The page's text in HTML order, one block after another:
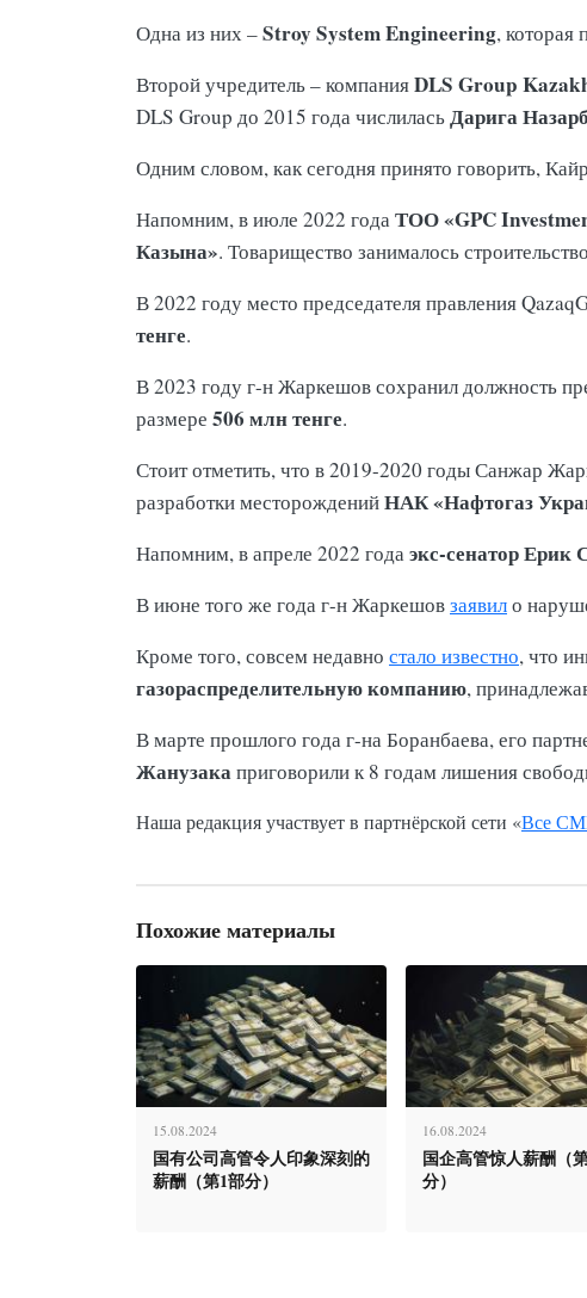
Одна из них –Stroy System Engineering,
Второй учредитель – компанияDLS Group
DLS Group до 2015 года числиласьДарига
Одним словом, как сегодня принято говорить,
Напомним, в июле 2022 годаТОО «GPC
Казына». Товарищество занималось
В 2022 году место председателя правления
тенге.
В 2023 году г-н Жаркешов сохранил должность
размере 506 млн тенге.
Стоит отметить, что в 2019-2020 годы Санжар
разработки месторожденийНАК «Нафтогаз
Напомним, в апреле 2022 годаэкс-сенатор Ерик
В июне того же года г-н Жаркешовзаявило
Кроме того, совсем недавно стало известно, что
газораспределительную компанию,
В марте прошлого года г-на Боранбаева, его
Жанузакаприговорили к 8 годам лишения
Наша редакция участвует в партнёрской сети «Все
Похожие материалы
15.08.2024
国有公司高管令人印象深刻的
薪酬（第1部分）
16.08.2024
国企高管惊人薪酬（
分）